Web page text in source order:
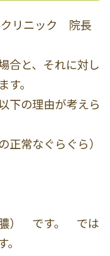
リニック 院長
合と、それに対し
。
下の理由が考えら
正常なぐらぐら）
膿） です。 では